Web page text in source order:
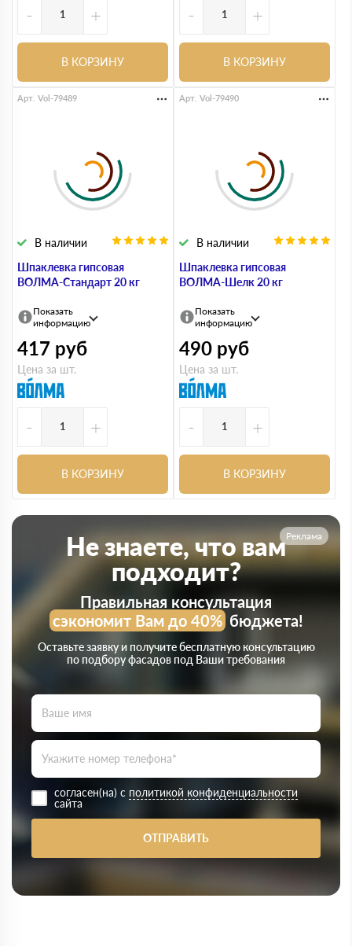
- +
В КОРЗИНУ
- +
В КОРЗИНУ
Шпаклевка гипсовая
ВОЛМА-Стандарт 20 кг
В наличии
Арт. Vol-79489
Показать
информацию
417 руб
Цена за шт.
- +
В КОРЗИНУ
Шпаклевка гипсовая
ВОЛМА-Шелк 20 кг
В наличии
Арт. Vol-79490
Показать
информацию
490 руб
Цена за шт.
- +
В КОРЗИНУ
Реклама
Не знаете, что вам
подходит?
Правильная консультация
сэкономит Вам до 40%бюджета!
Оставьте заявку и получите бесплатную консультацию
по подбору фасадов под Ваши требования
согласен(на) с политикой конфиденциальности
сайта
ОТПРАВИТЬ